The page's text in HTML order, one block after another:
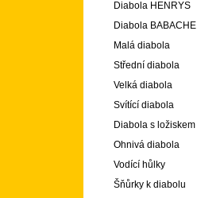
Diabola HENRYS
Diabola BABACHE
Malá diabola
Střední diabola
Velká diabola
Svítící diabola
Diabola s ložiskem
Ohnivá diabola
Vodící hůlky
Šňůrky k diabolu